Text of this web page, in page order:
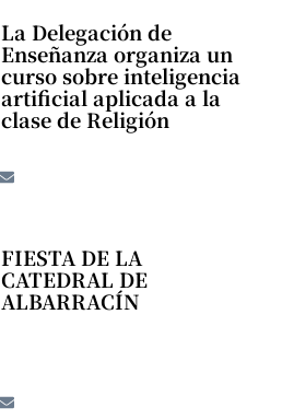
La Delegación de
Enseñanza organiza un
curso sobre inteligencia
artificial aplicada a la
clase de Religión
FIESTA DE LA
CATEDRAL DE
ALBARRACÍN